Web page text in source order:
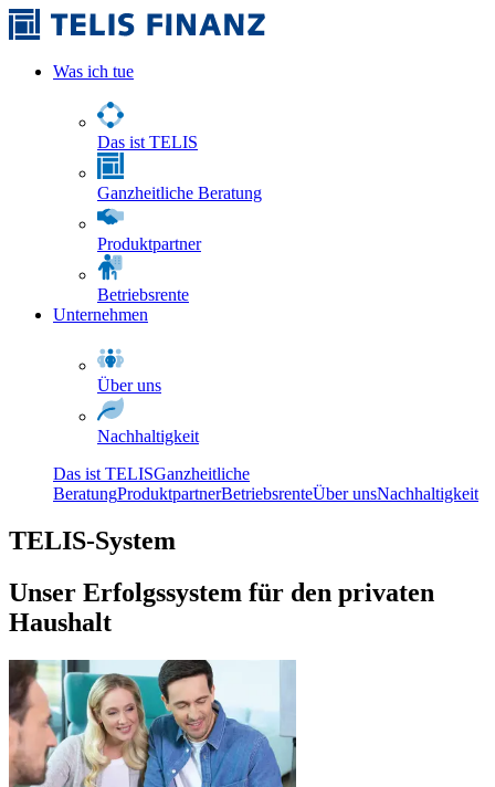
Was ich tue
Das ist TELIS
Ganzheitliche Beratung
Produktpartner
Betriebsrente
Unternehmen
Über uns
Nachhaltigkeit
Das ist TELISGanzheitliche
BeratungProduktpartnerBetriebsrenteÜber unsNachhaltigkeit
TELIS-System
Unser Erfolgssystem für den privaten
Haushalt